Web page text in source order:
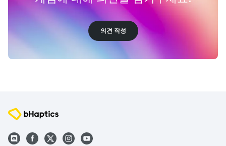
의견 작성